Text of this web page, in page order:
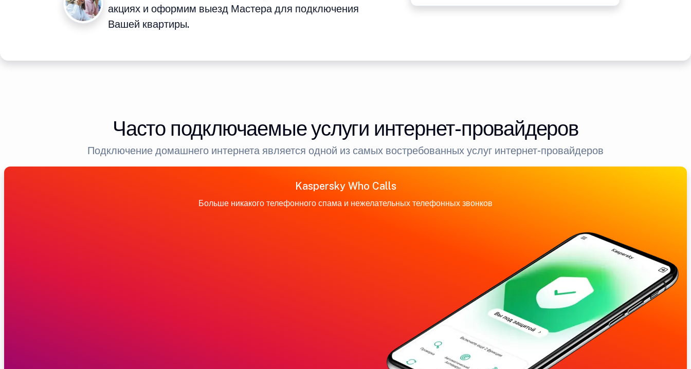
акциях и оформим выезд Мастера для подключения
Вашей квартиры.
Часто подключаемые услуги интернет-провайдеров
Подключение домашнего интернета является одной из самых востребованных услуг интернет-провайдеров
Kaspersky Who Calls
Больше никакого телефонного спама и нежелательных телефонных звонков